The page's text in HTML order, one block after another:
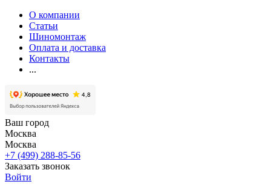
О компании
Статьи
Шиномонтаж
Оплата и доставка
Контакты
...
Ваш город
Москва
Москва
+7 (499) 288-85-56
Заказать звонок
Войти